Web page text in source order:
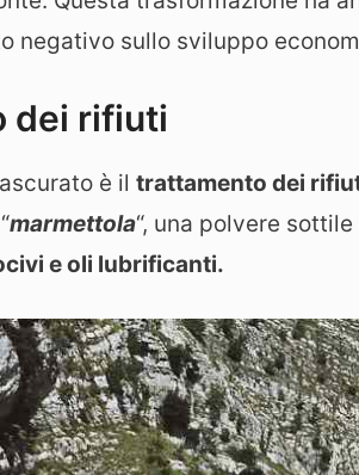
negativo sullo sviluppo
dei rifiuti
è il trattamento dei
marmettola“, una polvere
e oli lubrificanti.